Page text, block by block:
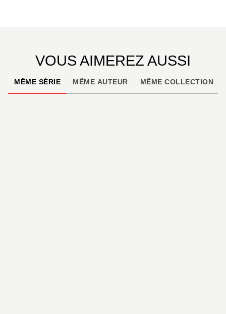
VOUS AIMEREZ AUSSI
MÊME SÉRIE MÊME AUTEUR MÊME COLLECTION